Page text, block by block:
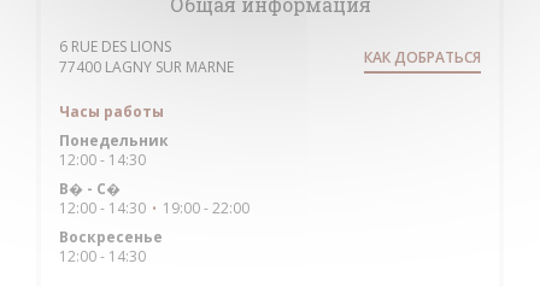
6 RUE DES LIONS
77400 LAGNY SUR MARNE((открывается в новом окне))
КАК ДОБРАТЬСЯ
Часы работы
Понедельник
12:00 - 14:30
В� - С�
12:00 - 14:30 • 19:00 - 22:00
Воскресенье
12:00 - 14:30